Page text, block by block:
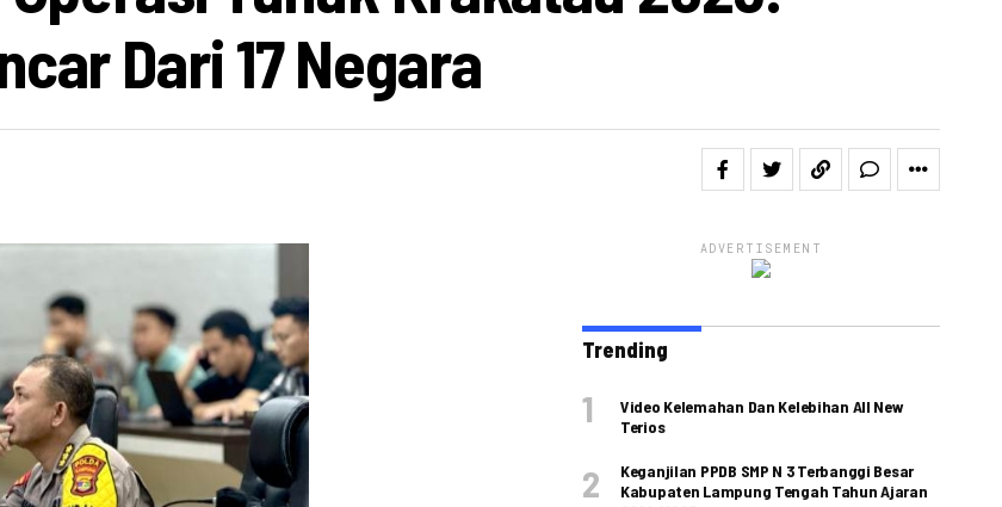
Dari 17 Negara
ADVERTISEMENT
Trending
Video Kelemahan Dan Kelebihan All New
Terios
Keganjilan PPDB SMP N 3 Terbanggi Besar
Kabupaten Lampung Tengah Tahun Ajaran